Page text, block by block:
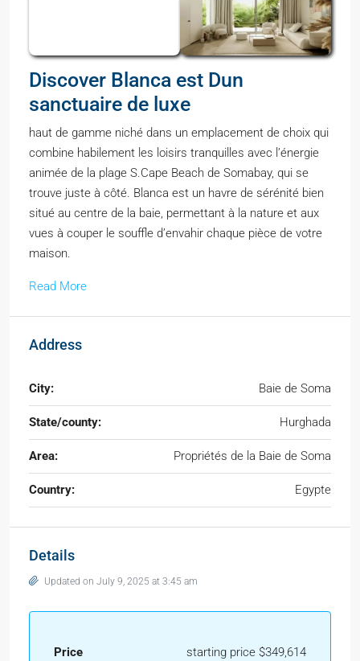
Discover Blanca est Dun
sanctuaire de luxe
haut de gamme niché dans un emplacement de choix qui
combine habilement les loisirs tranquilles avec l’énergie
animée de la plage S.Cape Beach de Somabay, qui se
trouve juste à côté. Blanca est un havre de sérénité bien
situé au centre de la baie, permettant à la nature et aux
vues à couper le souffle d’envahir chaque pièce de votre
maison.
Read More
Address
City: Baie de Soma
State/county: Hurghada
Area: Propriétés de la Baie de Soma
Country: Egypte
Details
Updated on July 9, 2025 at 3:45 am
Price starting price $349,614